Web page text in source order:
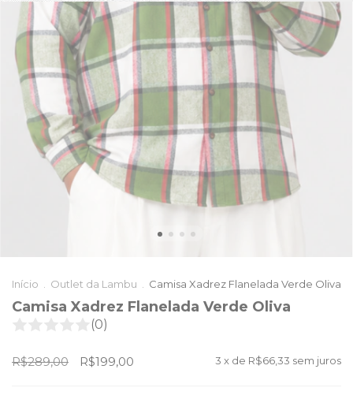
Início Outlet da Lambu Camisa Xadrez Flanelada Verde Oliva
Camisa Xadrez Flanelada Verde Oliva
(0)
R$289,00 R$199,00 3 x de R$66,33 sem juros